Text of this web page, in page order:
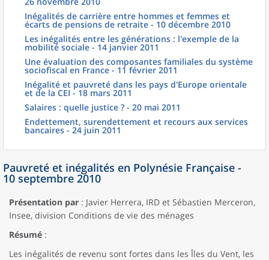
Inégalités de carrière entre hommes et femmes et
écarts de pensions de retraite - 10 décembre 2010
Les inégalités entre les générations : l'exemple de la
mobilité sociale - 14 janvier 2011
Une évaluation des composantes familiales du système
sociofiscal en France - 11 février 2011
Inégalité et pauvreté dans les pays d'Europe orientale
et de la CEI - 18 mars 2011
Salaires : quelle justice ? - 20 mai 2011
Endettement, surendettement et recours aux services
bancaires - 24 juin 2011
Pauvreté et inégalités en Polynésie Française -
10 septembre 2010
Présentation par : Javier Herrera, IRD et Sébastien Merceron,
Insee, division Conditions de vie des ménages
Résumé :
Les inégalités de revenu sont fortes dans les Îles du Vent, les